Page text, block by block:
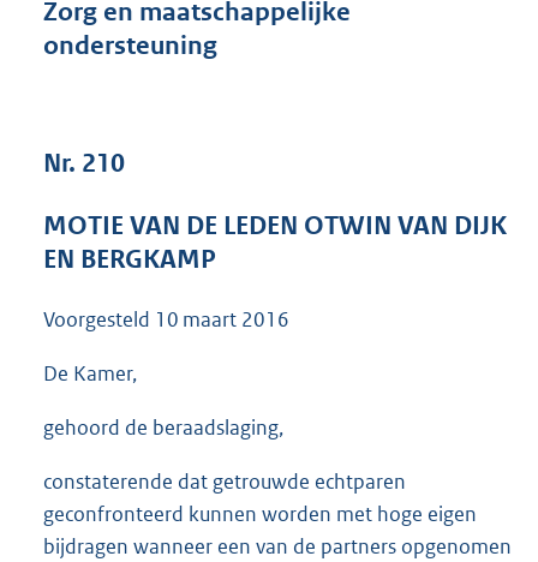
s
:
Zorg en maatschappelijke
ondersteuning
Nr. 210
MOTIE VAN DE LEDEN OTWIN VAN DIJK
EN BERGKAMP
Voorgesteld 10 maart 2016
De Kamer,
gehoord de beraadslaging,
constaterende dat getrouwde echtparen
geconfronteerd kunnen worden met hoge eigen
bijdragen wanneer een van de partners opgenomen